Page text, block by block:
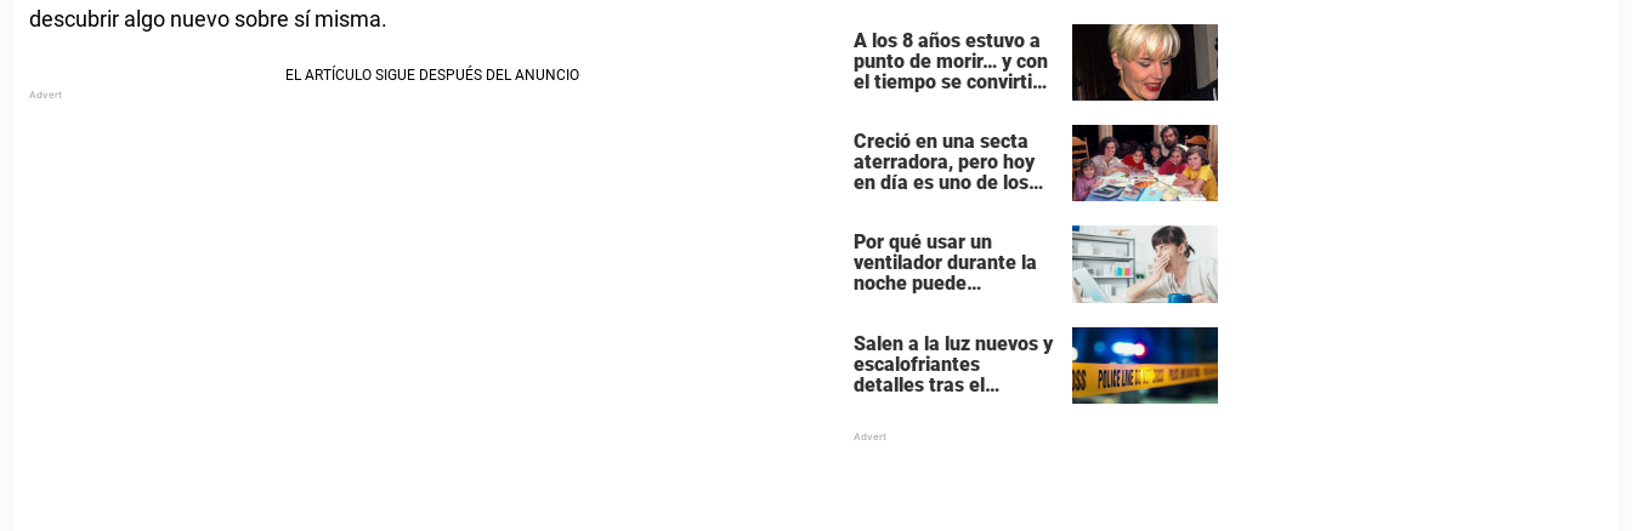
descubrir algo nuevo sobre sí misma.
A los 8 años estuvo a
punto de morir… y con
el tiempo se convirtió
Hollywood
Creció en una secta
aterradora, pero hoy
en día es uno de los
Hollywood
Por qué usar un
ventilador durante la
noche puede
Salen a la luz nuevos y
escalofriantes
detalles tras el
de siete miembros